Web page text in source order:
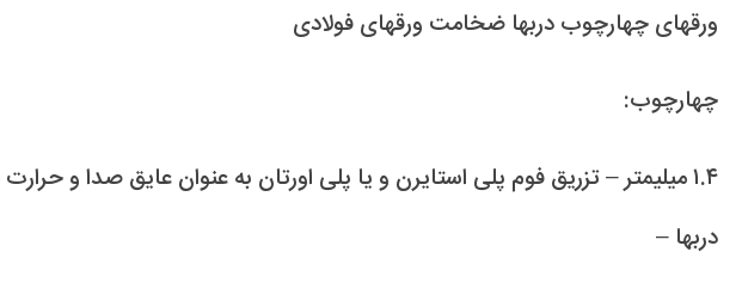
ورقهای چهارچوب دربها ضخامت ورقهای فولادی
چهارچوب:
۱.۴ میلیمتر – تزریق فوم پلی استایرن و یا پلی اورتان به عنوان عایق صدا و
دربها –